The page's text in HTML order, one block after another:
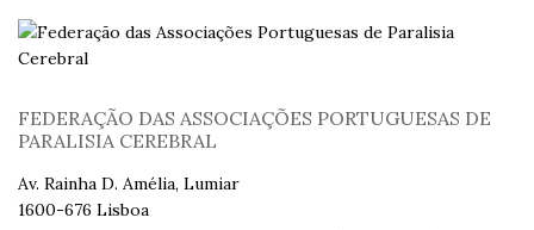
FEDERAÇÃO DAS ASSOCIAÇÕES PORTUGUESAS DE
PARALISIA CEREBRAL
Av. Rainha D. Amélia, Lumiar
1600-676 Lisboa